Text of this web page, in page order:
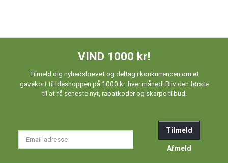
VIND 1000 kr!
Tilmeld dig nyhedsbrevet og deltag i konkurrencen om et
gavekort til Ideshoppen på 1000 kr. hver måned! Bliv den første
til at få seneste nyt, rabatkoder og skarpe tilbud.
Tilmeld
Afmeld